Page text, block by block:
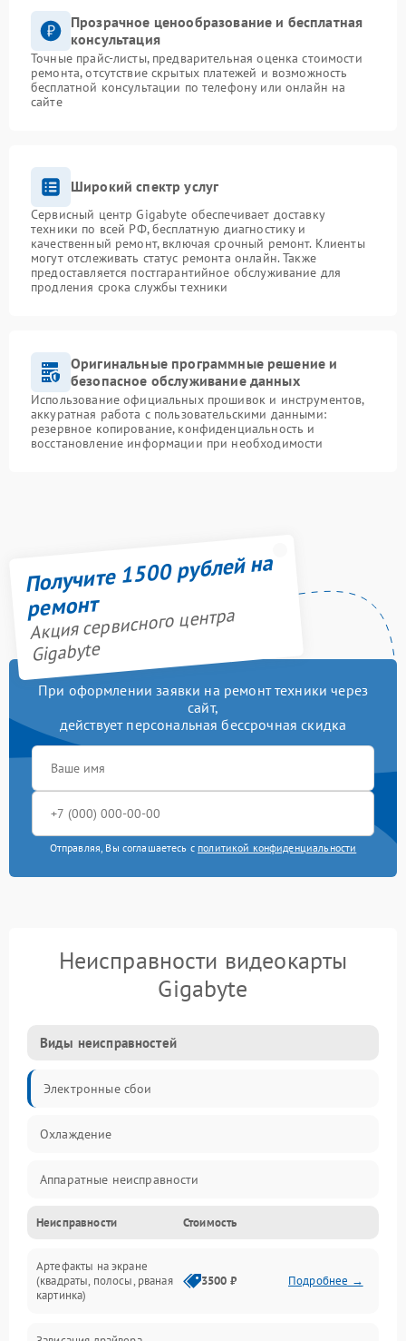
Прозрачное ценообразование и бесплатная
консультация
Точные прайс-листы, предварительная оценка стоимости
ремонта, отсутствие скрытых платежей и возможность
бесплатной консультации по телефону или онлайн на
сайте
Широкий спектр услуг
Сервисный центр Gigabyte обеспечивает доставку
техники по всей РФ, бесплатную диагностику и
качественный ремонт, включая срочный ремонт. Клиенты
могут отслеживать статус ремонта онлайн. Также
предоставляется постгарантийное обслуживание для
продления срока службы техники
Оригинальные программные решение и
безопасное обслуживание данных
Использование официальных прошивок и инструментов,
аккуратная работа с пользовательскими данными:
резервное копирование, конфиденциальность и
восстановление информации при необходимости
Получите 1500 рублей на
ремонт
Акция сервисного центра
Gigabyte
При оформлении заявки на ремонт техники через
сайт,
действует персональная бессрочная скидка
Отправляя, Вы соглашаетесь с политикой конфиденциальности
Неисправности видеокарты
Gigabyte
Виды неисправностей
Электронные сбои
Охлаждение
Аппаратные неисправности
Перегрев и термопроблемы
Видео
Неисправности Стоимость
Артефакты на экране
(квадраты, полосы, рваная
картинка)
3500 ₽ Подробнее →